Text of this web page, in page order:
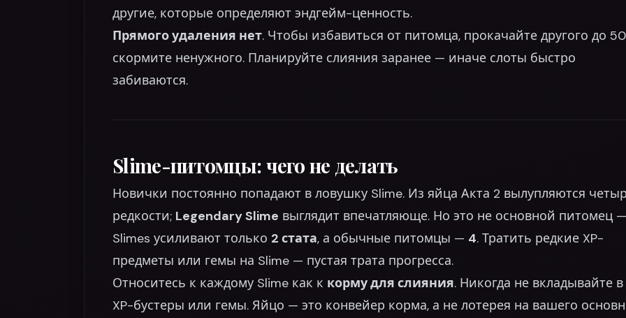
другие, которые определяют эндгейм-ценность.
Прямого удаления нет. Чтобы избавиться от питомца, прокачайте другого до
скормите ненужного. Планируйте слияния заранее — иначе слоты быстро
забиваются.
Slime-питомцы: чего не делать
Новички постоянно попадают в ловушку Slime. Из яйца Акта 2 вылупляются
редкости; Legendary Slime выглядит впечатляюще. Но это не основной питомец —
Slimes усиливают только 2 стата, а обычные питомцы — 4. Тратить редкие XP-
предметы или гемы на Slime — пустая трата прогресса.
Относитесь к каждому Slime как к корму для слияния. Никогда не вкладывайте
XP-бустеры или гемы. Яйцо — это конвейер корма, а не лотерея на вашего